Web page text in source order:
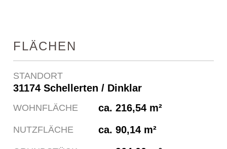
FLÄCHEN
STANDORT
31174 Schellerten / Dinklar
WOHNFLÄCHE ca. 216,54 m²
NUTZFLÄCHE ca. 90,14 m²